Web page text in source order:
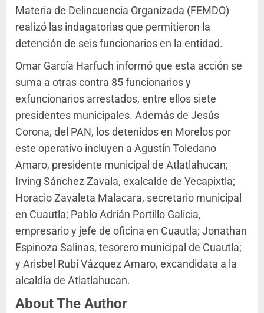
Materia de Delincuencia Organizada (FEMDO)
realizó las indagatorias que permitieron la
detención de seis funcionarios en la entidad.
Omar García Harfuch informó que esta acción se
suma a otras contra 85 funcionarios y
exfuncionarios arrestados, entre ellos siete
presidentes municipales. Además de Jesús
Corona, del PAN, los detenidos en Morelos por
este operativo incluyen a Agustín Toledano
Amaro, presidente municipal de Atlatlahucan;
Irving Sánchez Zavala, exalcalde de Yecapixtla;
Horacio Zavaleta Malacara, secretario municipal
en Cuautla; Pablo Adrián Portillo Galicia,
empresario y jefe de oficina en Cuautla; Jonathan
Espinoza Salinas, tesorero municipal de Cuautla;
y Arisbel Rubí Vázquez Amaro, excandidata a la
alcaldía de Atlatlahucan.
About The Author